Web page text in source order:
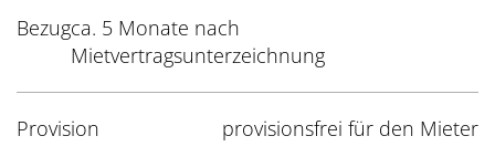
Bezugca. 5 Monate nach
Mietvertragsunterzeichnung
Provision provisionsfrei für den Mieter